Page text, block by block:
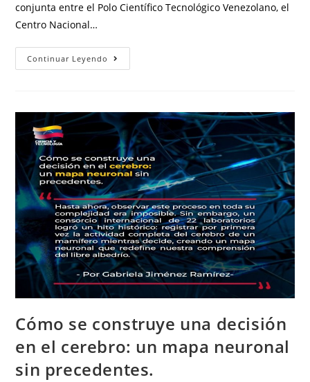
conjunta entre el Polo Científico Tecnológico Venezolano, el
Centro Nacional…
Continuar Leyendo
Cómo se construye una decisión
en el cerebro: un mapa neuronal
sin precedentes.